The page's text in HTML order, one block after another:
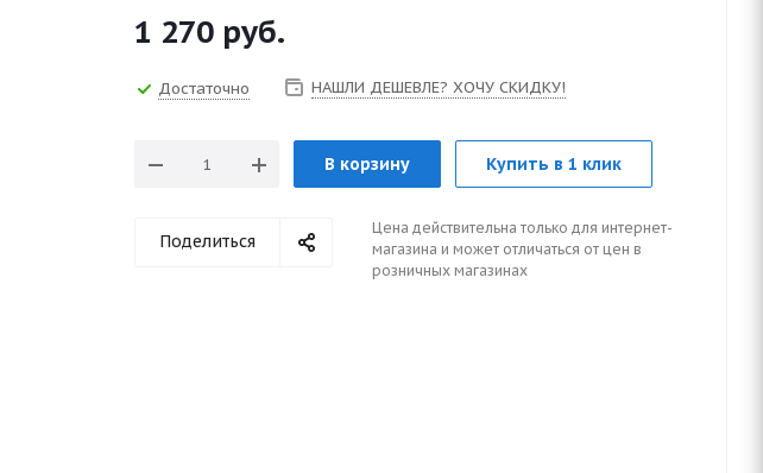
1 270 руб.
Достаточно НАШЛИ ДЕШЕВЛЕ? ХОЧУ СКИДКУ!
В корзину Купить в 1 клик
Поделиться
Цена действительна только для интернет-
магазина и может отличаться от цен в
розничных магазинах